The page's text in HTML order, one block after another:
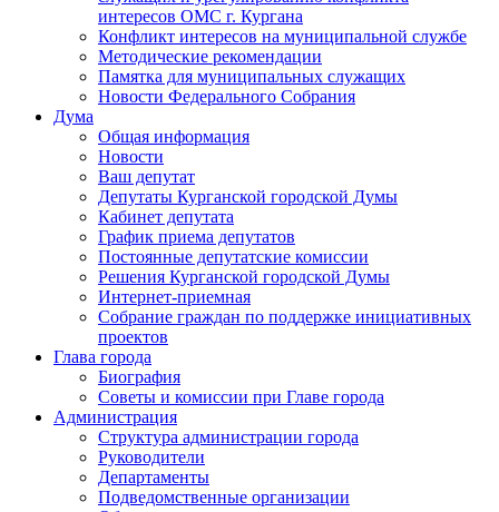
интересов ОМС г. Кургана
Конфликт интересов на муниципальной службе
Методические рекомендации
Памятка для муниципальных служащих
Новости Федерального Cобрания
Дума
Общая информация
Новости
Ваш депутат
Депутаты Курганской городской Думы
Кабинет депутата
График приема депутатов
Постоянные депутатские комиссии
Решения Курганской городской Думы
Интернет-приемная
Собрание граждан по поддержке инициативных
проектов
Глава города
Биография
Советы и комиссии при Главе города
Администрация
Структура администрации города
Руководители
Департаменты
Подведомственные организации